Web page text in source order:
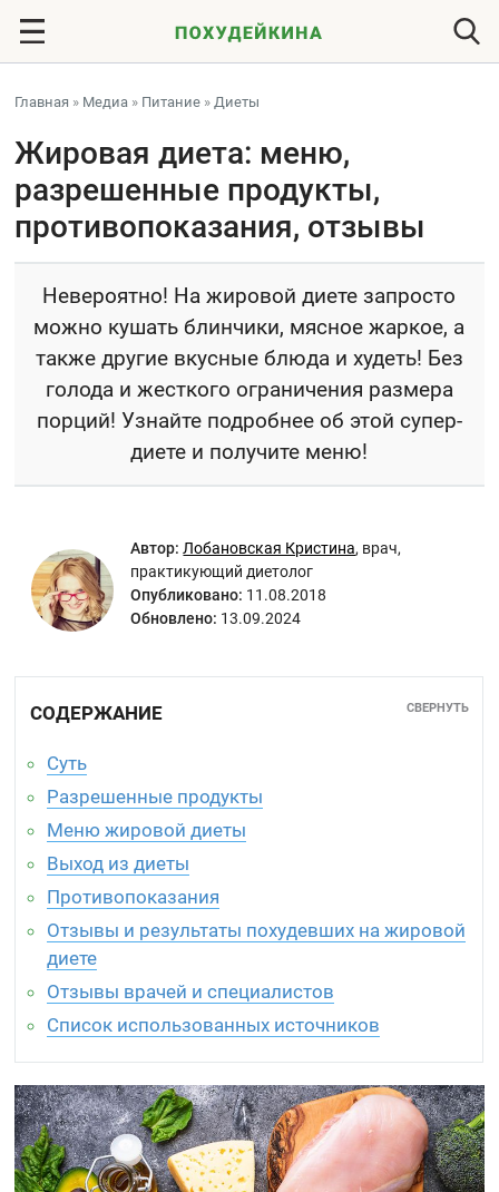
Главная » Медиа » Питание »Диеты
Жировая диета: меню,
разрешенные продукты,
противопоказания, отзывы
Невероятно! На жировой диете запросто
можно кушать блинчики, мясное жаркое, а
также другие вкусные блюда и худеть! Без
голода и жесткого ограничения размера
порций! Узнайте подробнее об этой супер-
диете и получите меню!
Автор: Лобановская Кристина, врач,
практикующий диетолог
Опубликовано: 11.08.2018
Обновлено: 13.09.2024
СОДЕРЖАНИЕ СВЕРНУТЬ
Суть
Разрешенные продукты
Меню жировой диеты
Выход из диеты
Противопоказания
Отзывы и результаты похудевших на жировой
диете
Отзывы врачей и специалистов
Список использованных источников